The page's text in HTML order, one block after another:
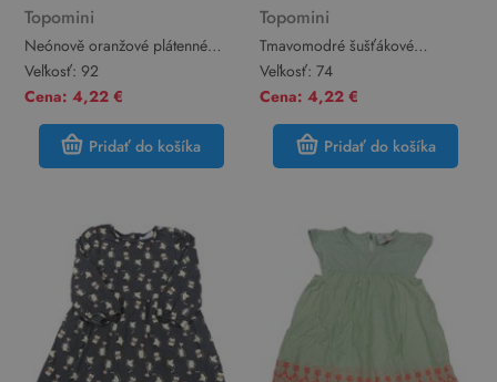
Topomini
Neónově oranžové plátenné
nohavice Topomini
Veľkosť: 92
Cena: 4,22 €
Pridať do košíka
Topomini
Tmavomodré šušťákové
zateplené cargo nohavice s
úpletovým pasom Topomini
Veľkosť: 74
Cena: 4,22 €
Pridať do košíka